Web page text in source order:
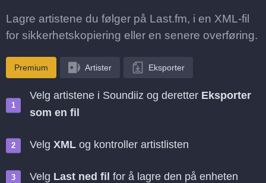
Lagre artistene du følger på Last.fm, i en XML-fil
for sikkerhetskopiering eller en senere overføring.
Premium Artister Eksporter
Velg artistene i Soundiiz og deretter Eksporter
som en fil
Velg XML og kontroller artistlisten
Velg Last ned fil for å lagre den på enheten